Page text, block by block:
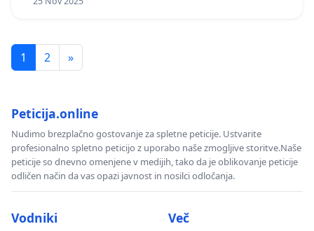
1 2 »
Peticija.online
Nudimo brezplačno gostovanje za spletne peticije. Ustvarite
profesionalno spletno peticijo z uporabo naše zmogljive storitve.Naše
peticije so dnevno omenjene v medijih, tako da je oblikovanje peticije
odličen način da vas opazi javnost in nosilci odločanja.
Vodniki Več